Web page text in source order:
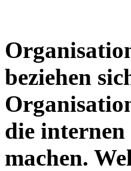
beziehen
die
machen.